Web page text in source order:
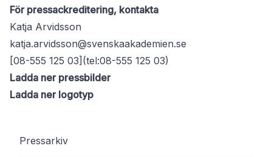
För pressackreditering, kontakta
Katja Arvidsson
katja.arvidsson@svenskaakademien.se
[08-555 125 03](tel:08-555 125 03)
Ladda ner pressbilder
Ladda ner logotyp
Pressarkiv